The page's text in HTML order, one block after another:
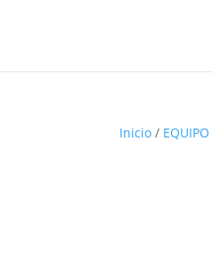
Inicio / EQUIPO